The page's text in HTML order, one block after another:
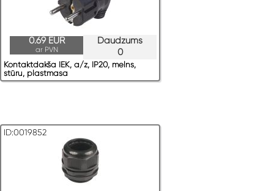
Daudzums
0
0.69 EUR
ar PVN
Kontaktdakša IEK, a/z, IP20, melns,
stūru, plastmasa
ID:0019852